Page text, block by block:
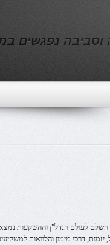
וסביבה נפגשים
השלם לעולם הנדל"ן וההשקעות
דרכי מימון והלוואות